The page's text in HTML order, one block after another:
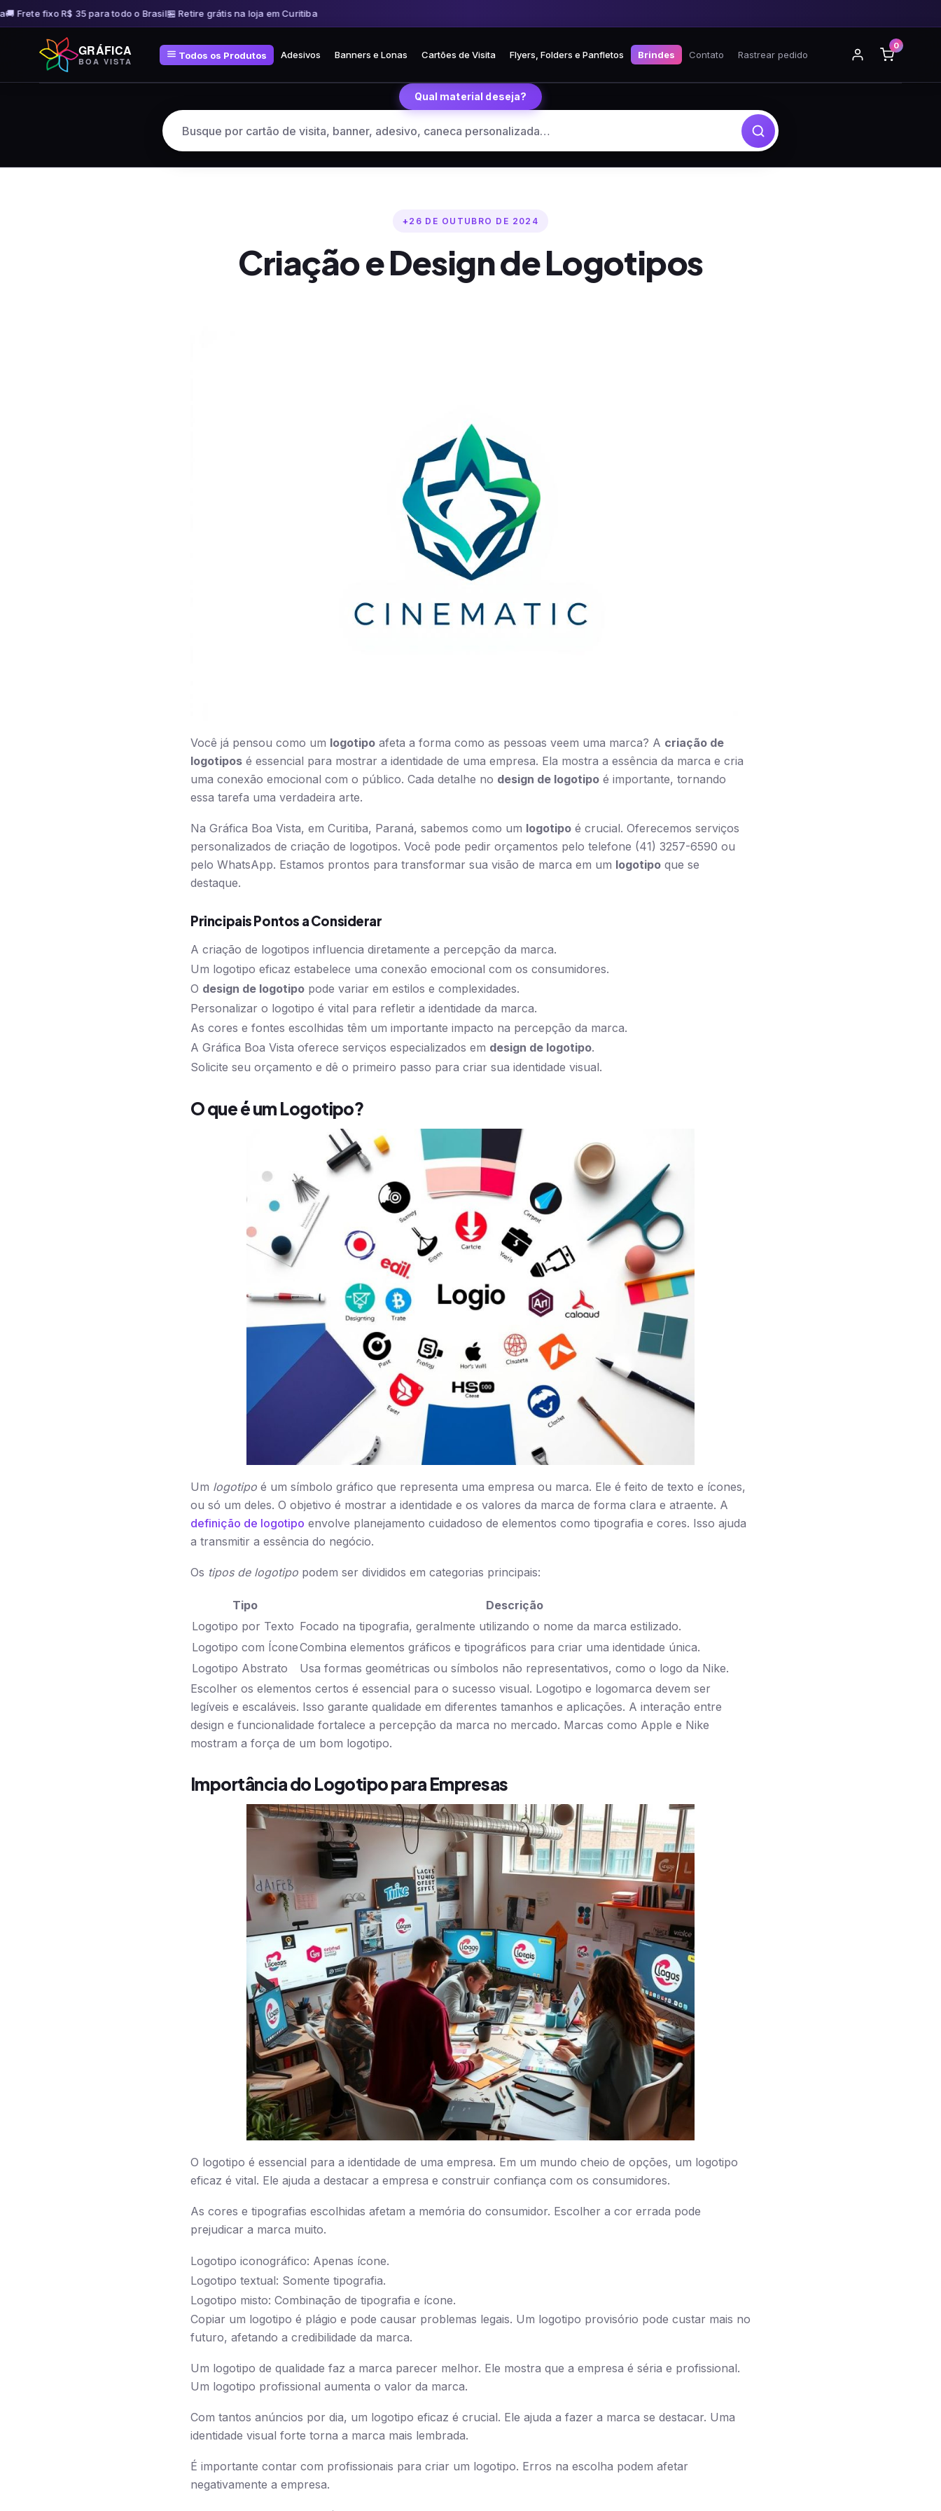
Frete fixo R$ 35 para todo o Brasil🏪 Retire grátis na loja em Curitiba🚚 Frete fixo R$ 35 para todo o Brasil
conteúdo
GRÁFICA
BOA VISTA
Todos os Produtos Adesivos Banners e Lonas Cartões de Visita Flyers, Folders e Panfletos Brindes Contato Rastrear pedido
0
Qual material deseja?
26 DE OUTUBRO DE 2024
Criação e Design de Logotipos
Você já pensou como um logotipo afeta a forma como as pessoas veem uma marca? A criação de
logotipos é essencial para mostrar a identidade de uma empresa. Ela mostra a essência da marca e cria
uma conexão emocional com o público. Cada detalhe no design de logotipo é importante, tornando
essa tarefa uma verdadeira arte.
Na Gráfica Boa Vista, em Curitiba, Paraná, sabemos como um logotipo é crucial. Oferecemos serviços
personalizados de criação de logotipos. Você pode pedir orçamentos pelo telefone (41) 3257-6590 ou
pelo WhatsApp. Estamos prontos para transformar sua visão de marca em um logotipo que se
destaque.
Principais Pontos a Considerar
A criação de logotipos influencia diretamente a percepção da marca.
Um logotipo eficaz estabelece uma conexão emocional com os consumidores.
O design de logotipo pode variar em estilos e complexidades.
Personalizar o logotipo é vital para refletir a identidade da marca.
As cores e fontes escolhidas têm um importante impacto na percepção da marca.
A Gráfica Boa Vista oferece serviços especializados em design de logotipo.
Solicite seu orçamento e dê o primeiro passo para criar sua identidade visual.
O que é um Logotipo?
Um logotipo é um símbolo gráfico que representa uma empresa ou marca. Ele é feito de texto e ícones,
ou só um deles. O objetivo é mostrar a identidade e os valores da marca de forma clara e atraente. A
definição de logotipo envolve planejamento cuidadoso de elementos como tipografia e cores. Isso ajuda
a transmitir a essência do negócio.
Os tipos de logotipo podem ser divididos em categorias principais:
Tipo
Descrição
Logotipo por Texto Focado na tipografia, geralmente utilizando o nome da marca estilizado.
Logotipo com ÍconeCombina elementos gráficos e tipográficos para criar uma identidade única.
Logotipo Abstrato
Usa formas geométricas ou símbolos não representativos, como o logo da Nike.
Escolher os elementos certos é essencial para o sucesso visual. Logotipo e logomarca devem ser
legíveis e escaláveis. Isso garante qualidade em diferentes tamanhos e aplicações. A interação entre
design e funcionalidade fortalece a percepção da marca no mercado. Marcas como Apple e Nike
mostram a força de um bom logotipo.
Importância do Logotipo para Empresas
O logotipo é essencial para a identidade de uma empresa. Em um mundo cheio de opções, um logotipo
eficaz é vital. Ele ajuda a destacar a empresa e construir confiança com os consumidores.
As cores e tipografias escolhidas afetam a memória do consumidor. Escolher a cor errada pode
prejudicar a marca muito.
Logotipo iconográfico: Apenas ícone.
Logotipo textual: Somente tipografia.
Logotipo misto: Combinação de tipografia e ícone.
Copiar um logotipo é plágio e pode causar problemas legais. Um logotipo provisório pode custar mais no
futuro, afetando a credibilidade da marca.
Um logotipo de qualidade faz a marca parecer melhor. Ele mostra que a empresa é séria e profissional.
Um logotipo profissional aumenta o valor da marca.
Com tantos anúncios por dia, um logotipo eficaz é crucial. Ele ajuda a fazer a marca se destacar. Uma
identidade visual forte torna a marca mais lembrada.
É importante contar com profissionais para criar um logotipo. Erros na escolha podem afetar
negativamente a empresa.